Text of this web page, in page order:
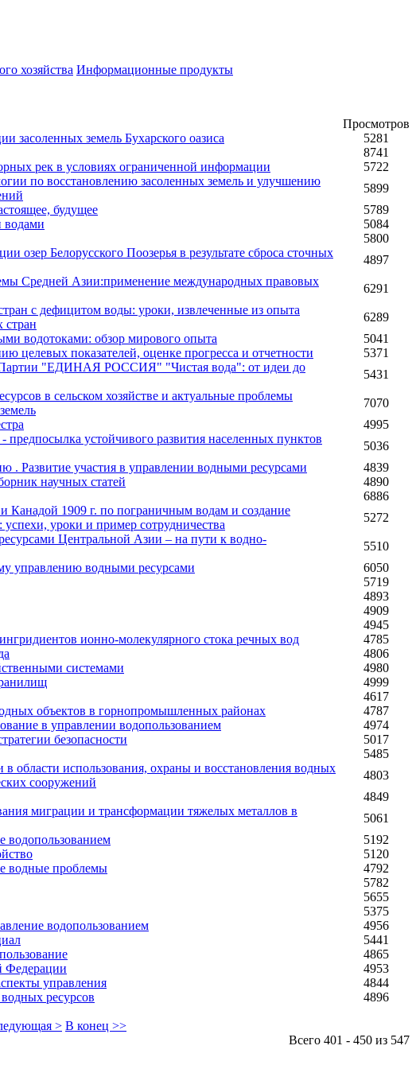
хозяйства Информационные продукты
Просмотров
засоленных земель Бухарского оазиса
5281
8741
рек в условиях ограниченной информации
5722
по восстановлению засоленных земель и улучшению
5899
будущее
5789
водами
5084
5800
озер Белорусского Поозерья в результате сброса сточных
4897
Средней Азии:применение международных правовых
6291
с дефицитом воды: уроки, извлеченные из опыта
6289
водотоками: обзор мирового опыта
5041
целевых показателей, оценке прогресса и отчетности
5371
Партии "ЕДИНАЯ РОССИЯ" "Чистая вода": от идеи до
5431
в сельском хозяйстве и актуальные проблемы
7070
4995
предпосылка устойчивого развития населенных пунктов
5036
. Развитие участия в управлении водными ресурсами
4839
научных статей
4890
6886
1909 г. по пограничным водам и создание
уроки и пример сотрудничества
5272
Центральной Азии – на пути к водно-
5510
управлению водными ресурсами
6050
5719
4893
4909
4945
ионно-молекулярного стока речных вод
4785
4806
системами
4980
4999
4617
объектов в горнопромышленных районах
4787
в управлении водопользованием
4974
безопасности
5017
5485
области использования, охраны и восстановления водных
сооружений
4803
4849
миграции и трансформации тяжелых металлов в
5061
водопользованием
5192
5120
водные проблемы
4792
5782
5655
5375
водопользованием
4956
5441
4865
Федерации
4953
управления
4844
ресурсов 4896
> В конец >>
Всего 401 - 450 из 547